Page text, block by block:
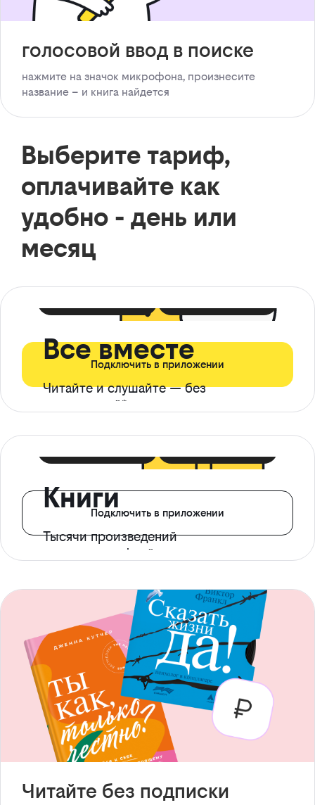
голосовой ввод в поиске
нажмите на значок микрофона, произнесите
название – и книга найдется
Выберите тариф,
оплачивайте как
удобно - день или
месяц
Все вместе
Читайте и слушайте — без
ограничений*
Подключить в приложении
Книги
Тысячи произведений
с доступом офлайн
Подключить в приложении
Читайте без подписки